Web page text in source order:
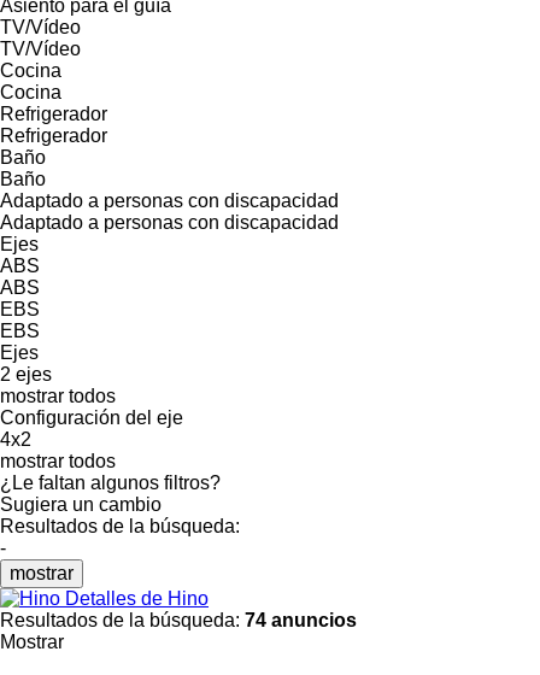
Asiento para el guía
TV/Vídeo
TV/Vídeo
Cocina
Cocina
Refrigerador
Refrigerador
Baño
Baño
Adaptado a personas con discapacidad
Adaptado a personas con discapacidad
Ejes
ABS
ABS
EBS
EBS
Ejes
2 ejes
mostrar todos
Configuración del eje
4x2
mostrar todos
¿Le faltan algunos filtros?
Sugiera un cambio
Resultados de la búsqueda:
-
mostrar
Detalles de Hino
Resultados de la búsqueda: 74 anuncios
Mostrar